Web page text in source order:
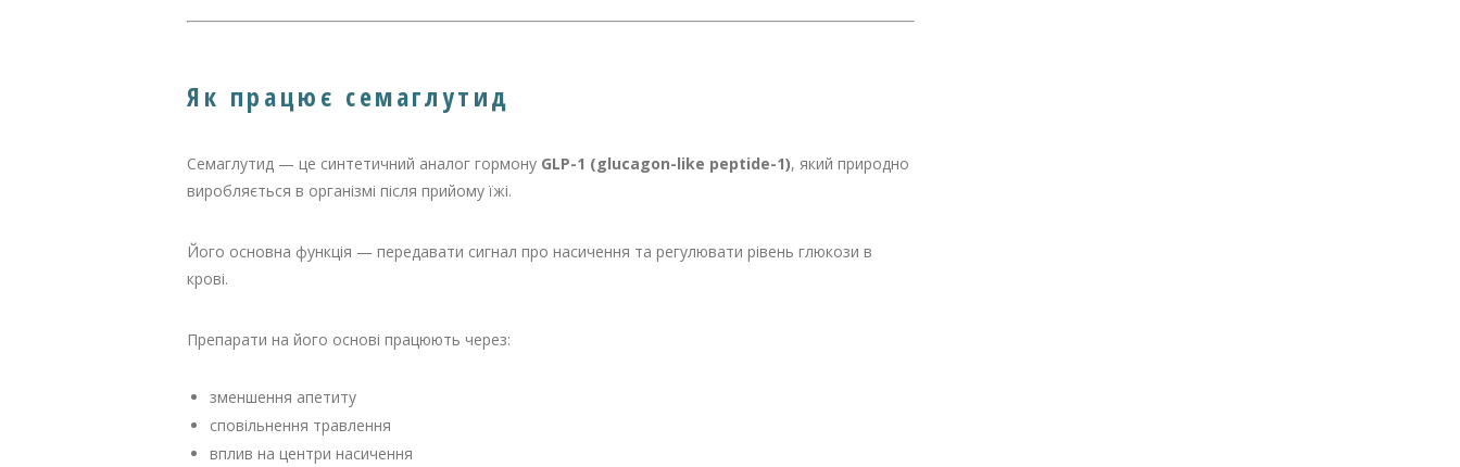
Як працює семаглутид
Семаглутид — це синтетичний аналог гормону GLP-1 (glucagon-like peptide-1), який природно
виробляється в організмі після прийому їжі.
Його основна функція — передавати сигнал про насичення та регулювати рівень глюкози в
крові.
Препарати на його основі працюють через:
зменшення апетиту
сповільнення травлення
вплив на центри насичення